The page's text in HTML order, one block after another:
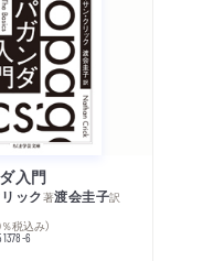
入門
ック著渡会圭子訳
％税込み）
6